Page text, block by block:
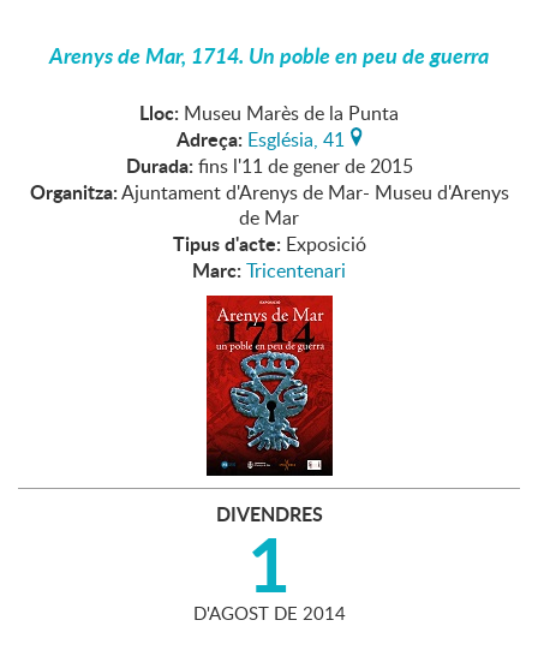
Arenys de Mar, 1714. Un poble en peu de guerra
Lloc: Museu Marès de la Punta
Adreça: Església, 41
Durada: fins l'11 de gener de 2015
Organitza:Ajuntament d'Arenys de Mar- Museu d'Arenys
de Mar
Tipus d'acte: Exposició
Marc: Tricentenari
DIVENDRES
1
D'AGOST DE 2014